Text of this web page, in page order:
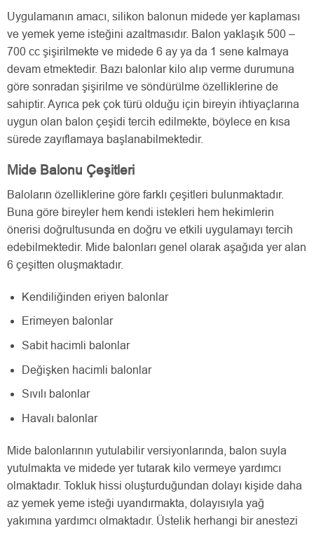
Uygulamanın amacı, silikon balonun midede yer kaplaması
ve yemek yeme isteğini azaltmasıdır. Balon yaklaşık 500 –
700 cc şişirilmekte ve midede 6 ay ya da 1 sene kalmaya
devam etmektedir. Bazı balonlar kilo alıp verme durumuna
göre sonradan şişirilme ve söndürülme özelliklerine de
sahiptir. Ayrıca pek çok türü olduğu için bireyin ihtiyaçlarına
uygun olan balon çeşidi tercih edilmekte, böylece en kısa
sürede zayıflamaya başlanabilmektedir.
Mide Balonu Çeşitleri
Baloların özelliklerine göre farklı çeşitleri bulunmaktadır.
Buna göre bireyler hem kendi istekleri hem hekimlerin
önerisi doğrultusunda en doğru ve etkili uygulamayı tercih
edebilmektedir. Mide balonları genel olarak aşağıda yer alan
6 çeşitten oluşmaktadır.
Kendiliğinden eriyen balonlar
Erimeyen balonlar
Sabit hacimli balonlar
Değişken hacimli balonlar
Sıvılı balonlar
Havalı balonlar
Mide balonlarının yutulabilir versiyonlarında, balon suyla
yutulmakta ve midede yer tutarak kilo vermeye yardımcı
olmaktadır. Tokluk hissi oluşturduğundan dolayı kişide daha
az yemek yeme isteği uyandırmakta, dolayısıyla yağ
yakımına yardımcı olmaktadır. Üstelik herhangi bir anestezi